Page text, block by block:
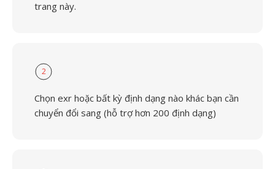
trang này.
2
Chọn exr hoặc bất kỳ định dạng nào khác bạn cần
chuyển đổi sang (hỗ trợ hơn 200 định dạng)